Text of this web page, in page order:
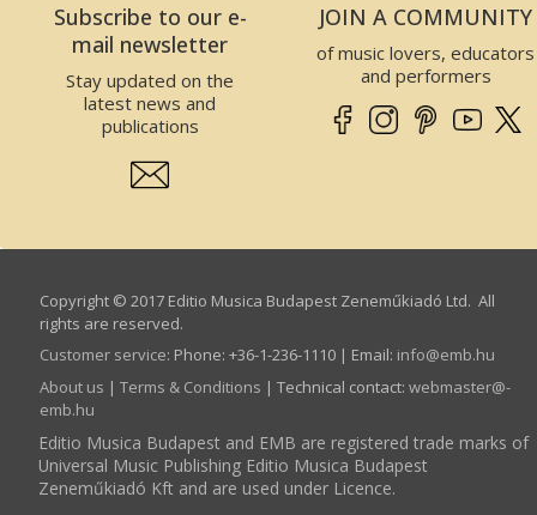
Subscribe to our e-
mail newsletter
Stay updated on the
latest news and
publications
JOIN A COMMUNITY
of music lovers, educators
and performers
Copyright © 2017 Editio Musica Budapest Zeneműkiadó Ltd. All
rights are reserved.
Customer service: Phone: +36-1-236-1110 | Email: info­@­emb.hu
About us | Terms & Conditions | Technical contact: webmaster­@­
emb.hu
Editio Musica Budapest and EMB are registered trade marks of
Universal Music Publishing Editio Musica Budapest
Zeneműkiadó Kft and are used under Licence.